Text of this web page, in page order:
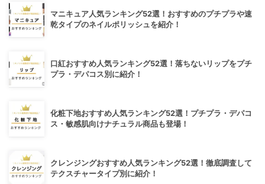
マニキュア人気ランキング52選！おすすめのプチプラや速
乾タイプのネイルポリッシュを紹介！
口紅おすすめ人気ランキング52選！落ちないリップをプチ
プラ・デパコス別に紹介！
化粧下地おすすめ人気ランキング52選！プチプラ・デパコ
ス・敏感肌向けナチュラル商品も登場！
クレンジングおすすめ人気ランキング52選！徹底調査して
テクスチャータイプ別に紹介！